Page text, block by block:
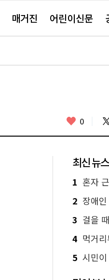
매거진 어린이신문
좋
요
0 트
위
터
최신 뉴스
1 혼자 근
2 장애인 맞
3 걸을 때마
4 먹거리부
5 시민이 사